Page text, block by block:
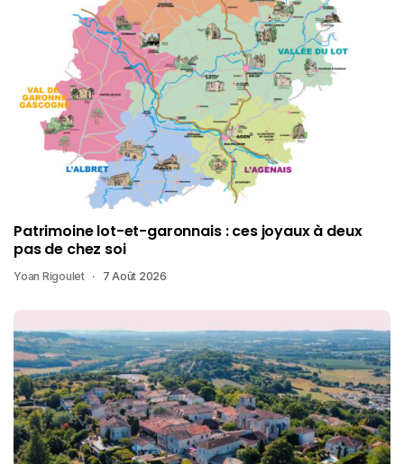
Patrimoine lot-et-garonnais : ces joyaux à deux
pas de chez soi
Yoan Rigoulet 7 Août 2026